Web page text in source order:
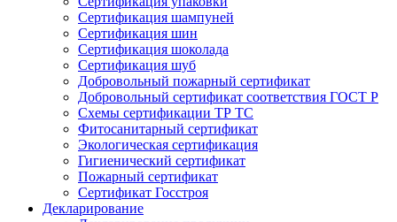
Сертификация шампуней
Сертификация шин
Сертификация шоколада
Сертификация шуб
Добровольный пожарный сертификат
Добровольный сертификат соответствия ГОСТ Р
Схемы сертификации ТР ТС
Фитосанитарный сертификат
Экологическая сертификация
Гигиенический сертификат
Пожарный сертификат
Сертификат Госстроя
Декларирование